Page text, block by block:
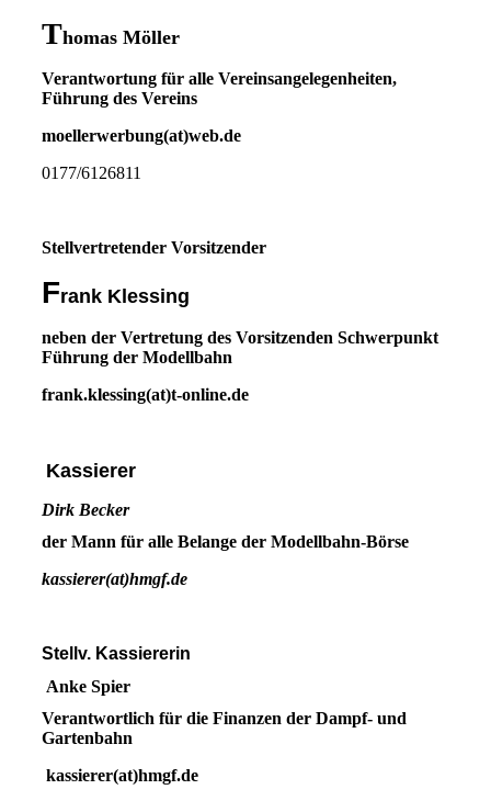
Thomas Möller
Verantwortung für alle Vereinsangelegenheiten,
Führung des Vereins
moellerwerbung(at)web.de
0177/6126811
Stellvertretender Vorsitzender
Frank Klessing
neben der Vertretung des Vorsitzenden Schwerpunkt
Führung der Modellbahn
frank.klessing(at)t-online.de
Kassierer
Dirk Becker
der Mann für alle Belange der Modellbahn-Börse
kassierer(at)hmgf.de
Stellv. Kassiererin
Anke Spier
Verantwortlich für die Finanzen der Dampf- und
Gartenbahn
kassierer(at)hmgf.de